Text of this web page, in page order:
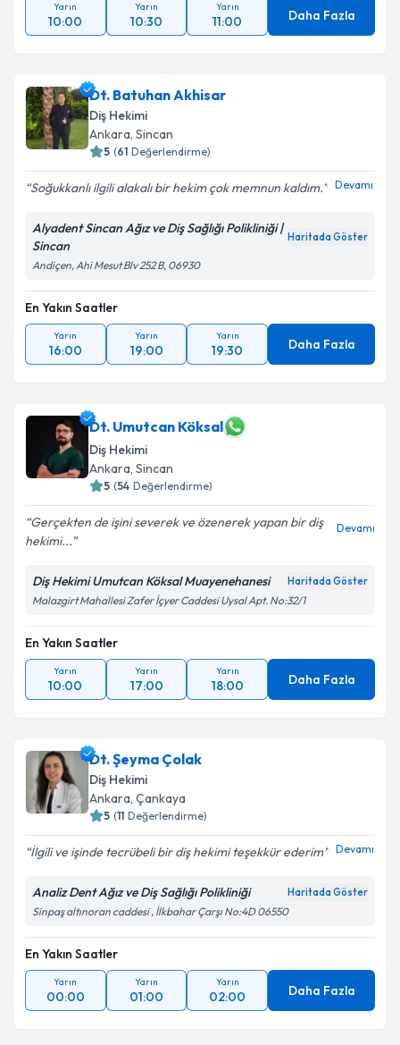
Yarın
10:00
Yarın
10:30
Yarın
11:00 Daha Fazla
Dt. Batuhan Akhisar
Diş Hekimi
Ankara, Sincan
5 (61 Değerlendirme)
Soğukkanlı ilgili alakalı bir hekim çok memnun kaldım. Devamı
Alyadent Sincan Ağız ve Diş Sağlığı Polikliniği |
Sincan
Haritada Göster
Andiçen, Ahi Mesut Blv 252 B, 06930
En Yakın Saatler
Yarın
16:00
Yarın
19:00
Yarın
19:30 Daha Fazla
Dt. Umutcan Köksal
Diş Hekimi
Ankara, Sincan
5 (54 Değerlendirme)
Gerçekten de işini severek ve özenerek yapan bir diş
hekimi...
Devamı
Diş Hekimi Umutcan Köksal Muayenehanesi Haritada Göster
Malazgirt Mahallesi Zafer İçyer Caddesi Uysal Apt. No:32/1
En Yakın Saatler
Yarın
10:00
Yarın
17:00
Yarın
18:00 Daha Fazla
Dt. Şeyma Çolak
Diş Hekimi
Ankara, Çankaya
5 (11 Değerlendirme)
İlgili ve işinde tecrübeli bir diş hekimi teşekkür ederim Devamı
Analiz Dent Ağız ve Diş Sağlığı Polikliniği Haritada Göster
Sinpaş altınoran caddesi , İlkbahar Çarşı No:4D 06550
En Yakın Saatler
Yarın
00:00
Yarın
01:00
Yarın
02:00 Daha Fazla